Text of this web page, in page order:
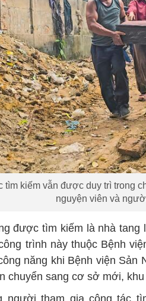
tìm kiếm vẫn được duy trì trong
nguyện viên và
được tìm kiếm là nhà tang
trình này thuộc Bệnh
năng khi Bệnh viện Sản
chuyển sang cơ sở mới,